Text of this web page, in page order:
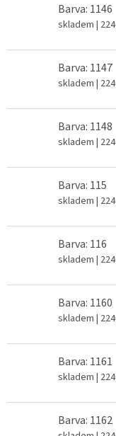
Barva: 1146
skladem |
Barva: 1147
skladem |
Barva: 1148
skladem |
Barva: 115
skladem |
Barva: 116
skladem |
Barva: 1160
skladem |
Barva: 1161
skladem |
Barva: 1162